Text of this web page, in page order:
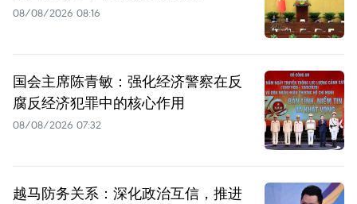
08/08/2026 08:16
国会主席陈青敏：强化经济警察在反
腐反经济犯罪中的核心作用
08/08/2026 07:32
越马防务关系：深化政治互信，推进